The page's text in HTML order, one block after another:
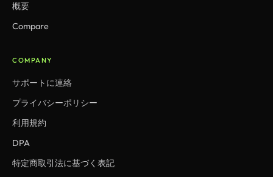
概要
Compare
COMPANY
サポートに連絡
プライバシーポリシー
利用規約
DPA
特定商取引法に基づく表記